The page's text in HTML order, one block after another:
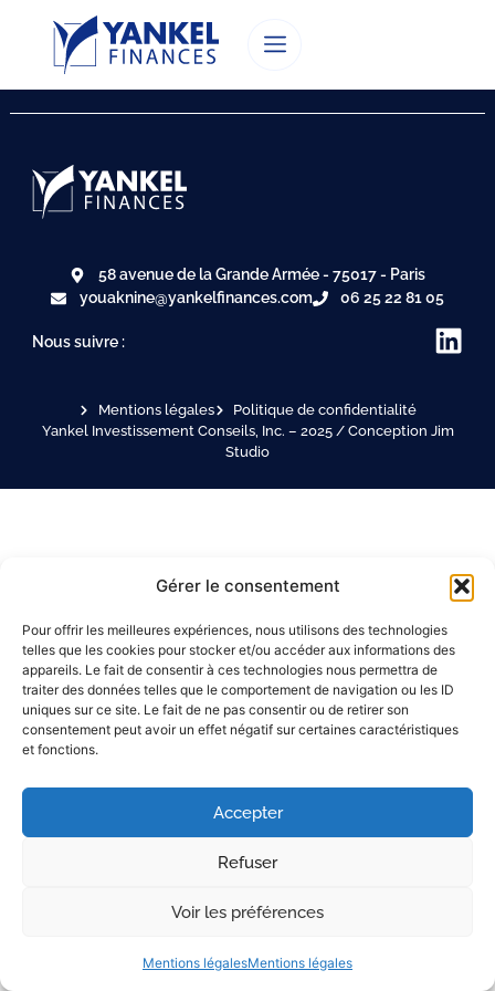
Gérer le consentement
Pour offrir les meilleures expériences, nous utilisons des technologies
telles que les cookies pour stocker et/ou accéder aux informations des
appareils. Le fait de consentir à ces technologies nous permettra de
traiter des données telles que le comportement de navigation ou les ID
uniques sur ce site. Le fait de ne pas consentir ou de retirer son
consentement peut avoir un effet négatif sur certaines caractéristiques
et fonctions.
Accepter
Refuser
Voir les préférences
Mentions légalesMentions légales
Nous suivre :
58 avenue de la Grande Armée - 75017 - Paris
youaknine@yankelfinances.com
06 25 22 81 05
Mentions légales
Politique de confidentialité
Yankel Investissement Conseils, Inc. – 2025 / Conception Jim
Studio